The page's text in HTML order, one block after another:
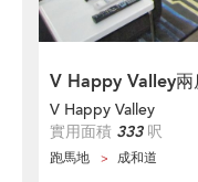
V Happy Valley兩
V Happy Valley
實用面積 333呎
跑馬地 成和道